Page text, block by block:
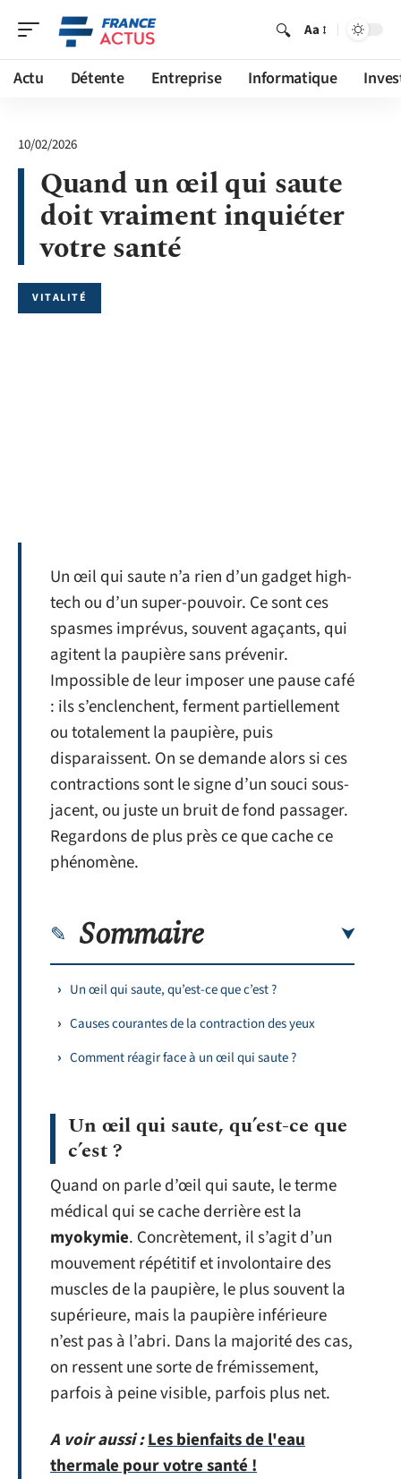
Aa
Actu Détente Entreprise Informatique
10/02/2026
Quand un œil qui saute
doit vraiment inquiéter
votre santé
VITALITÉ
Un œil qui saute n’a rien d’un gadget high-
tech ou d’un super-pouvoir. Ce sont ces
spasmes imprévus, souvent agaçants, qui
agitent la paupière sans prévenir.
Impossible de leur imposer une pause café
: ils s’enclenchent, ferment partiellement
ou totalement la paupière, puis
disparaissent. On se demande alors si ces
contractions sont le signe d’un souci sous-
jacent, ou juste un bruit de fond passager.
Regardons de plus près ce que cache ce
phénomène.
Sommaire
Un œil qui saute, qu’est-ce que c’est ?
Causes courantes de la contraction des yeux
Comment réagir face à un œil qui saute ?
Un œil qui saute, qu’est-ce que
c’est ?
Quand on parle d’œil qui saute, le terme
médical qui se cache derrière est la
myokymie. Concrètement, il s’agit d’un
mouvement répétitif et involontaire des
muscles de la paupière, le plus souvent la
supérieure, mais la paupière inférieure
n’est pas à l’abri. Dans la majorité des cas,
on ressent une sorte de frémissement,
parfois à peine visible, parfois plus net.
A voir aussi :Les bienfaits de l'eau
thermale pour votre santé !